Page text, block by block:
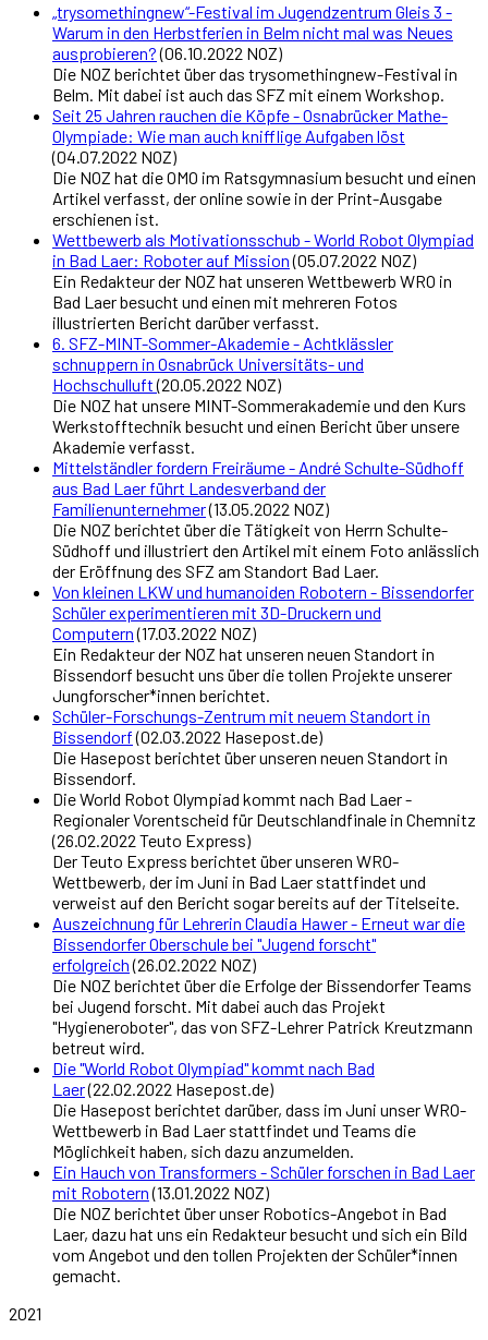
„trysomethingnew“-Festival im Jugendzentrum Gleis 3 -
Warum in den Herbstferien in Belm nicht mal was Neues
ausprobieren?(06.10.2022 NOZ)
Die NOZ berichtet über das trysomethingnew-Festival in
Belm. Mit dabei ist auch das SFZ mit einem Workshop.
Seit 25 Jahren rauchen die Köpfe - Osnabrücker Mathe-
Olympiade: Wie man auch knifflige Aufgaben löst
(04.07.2022 NOZ)
Die NOZ hat die OMO im Ratsgymnasium besucht und einen
Artikel verfasst, der online sowie in der Print-Ausgabe
erschienen ist.
Wettbewerb als Motivationsschub - World Robot Olympiad
in Bad Laer: Roboter auf Mission(05.07.2022 NOZ)
Ein Redakteur der NOZ hat unseren Wettbewerb WRO in
Bad Laer besucht und einen mit mehreren Fotos
illustrierten Bericht darüber verfasst.
6. SFZ-MINT-Sommer-Akademie - Achtklässler
schnuppern in Osnabrück Universitäts- und
Hochschulluft(20.05.2022 NOZ)
Die NOZ hat unsere MINT-Sommerakademie und den Kurs
Werkstofftechnik besucht und einen Bericht über unsere
Akademie verfasst.
Mittelständler fordern Freiräume - André Schulte-Südhoff
aus Bad Laer führt Landesverband der
Familienunternehmer(13.05.2022 NOZ)
Die NOZ berichtet über die Tätigkeit von Herrn Schulte-
Südhoff und illustriert den Artikel mit einem Foto anlässlich
der Eröffnung des SFZ am Standort Bad Laer.
Von kleinen LKW und humanoiden Robotern - Bissendorfer
Schüler experimentieren mit 3D-Druckern und
Computern(17.03.2022 NOZ)
Ein Redakteur der NOZ hat unseren neuen Standort in
Bissendorf besucht uns über die tollen Projekte unserer
Jungforscher*innen berichtet.
Schüler-Forschungs-Zentrum mit neuem Standort in
Bissendorf(02.03.2022 Hasepost.de)
Die Hasepost berichtet über unseren neuen Standort in
Bissendorf.
Die World Robot Olympiad kommt nach Bad Laer -
Regionaler Vorentscheid für Deutschlandfinale in Chemnitz
(26.02.2022 Teuto Express)
Der Teuto Express berichtet über unseren WRO-
Wettbewerb, der im Juni in Bad Laer stattfindet und
verweist auf den Bericht sogar bereits auf der Titelseite.
Auszeichnung für Lehrerin Claudia Hawer - Erneut war die
Bissendorfer Oberschule bei "Jugend forscht"
erfolgreich(26.02.2022 NOZ)
Die NOZ berichtet über die Erfolge der Bissendorfer Teams
bei Jugend forscht. Mit dabei auch das Projekt
"Hygieneroboter", das von SFZ-Lehrer Patrick Kreutzmann
betreut wird.
Die "World Robot Olympiad" kommt nach Bad
Laer(22.02.2022 Hasepost.de)
Die Hasepost berichtet darüber, dass im Juni unser WRO-
Wettbewerb in Bad Laer stattfindet und Teams die
Möglichkeit haben, sich dazu anzumelden.
Ein Hauch von Transformers - Schüler forschen in Bad Laer
mit Robotern(13.01.2022 NOZ)
Die NOZ berichtet über unser Robotics-Angebot in Bad
Laer, dazu hat uns ein Redakteur besucht und sich ein Bild
vom Angebot und den tollen Projekten der Schüler*innen
gemacht.
2021